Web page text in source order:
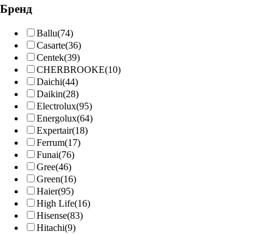
Бренд
Ballu(74)
Casarte(36)
Centek(39)
CHERBROOKE(10)
Daichi(44)
Daikin(28)
Electrolux(95)
Energolux(64)
Expertair(18)
Ferrum(17)
Funai(76)
Gree(46)
Grеen(16)
Haier(95)
High Life(16)
Hisense(83)
Hitachi(9)